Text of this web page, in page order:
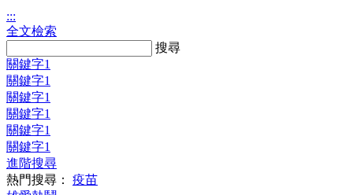
:::
全文檢索
搜尋
關鍵字1
關鍵字1
關鍵字1
關鍵字1
關鍵字1
關鍵字1
進階搜尋
熱門搜尋： 疫苗